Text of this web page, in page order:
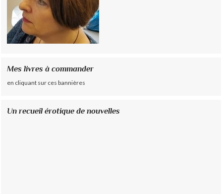
Mes livres à commander
en cliquant sur ces bannières
Un recueil érotique de nouvelles